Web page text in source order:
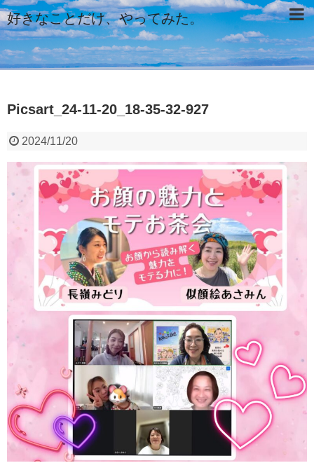
好きなことだけ、やってみた。
Picsart_24-11-20_18-35-32-927
2024/11/20